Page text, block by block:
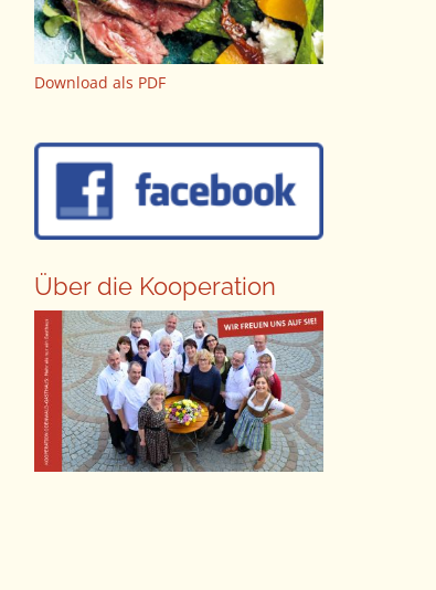
Download als PDF
Über die Kooperation